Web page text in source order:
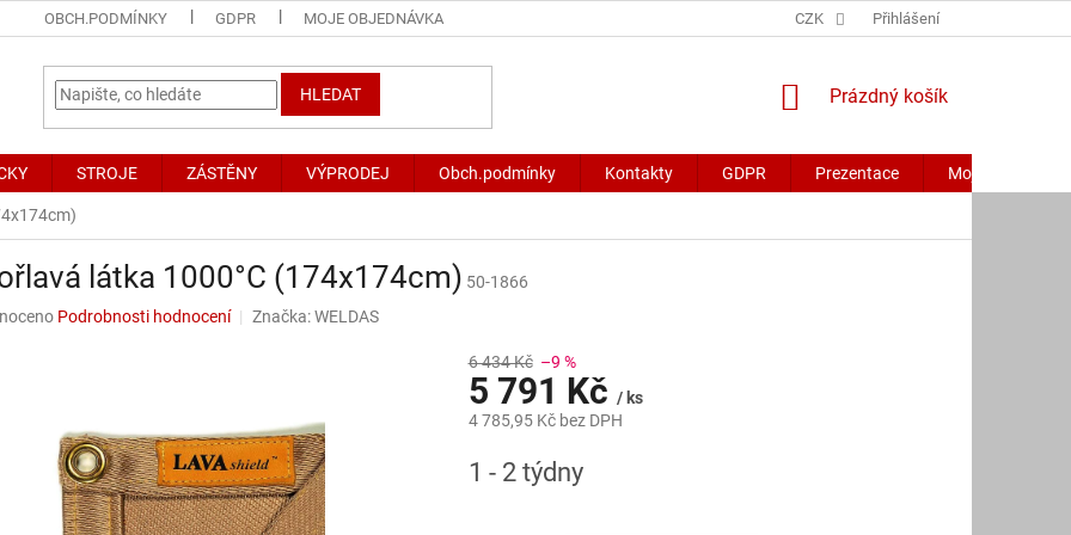
OBCH.PODMÍNKY GDPR MOJE OBJEDNÁVKA CZK Přihlášení
HLEDAT
NÁKUPNÍ
Prázdný košík
STROJE ZÁSTĚNY VÝPRODEJ Obch.podmínky Kontakty GDPR Prezentace Moje
látka 1000°C (174x174cm) 50-1866
Podrobnosti hodnocení Značka:WELDAS
6 434 Kč –9 %
5 791 Kč / ks
4 785,95 Kč bez DPH
cena:
1 - 2 týdny